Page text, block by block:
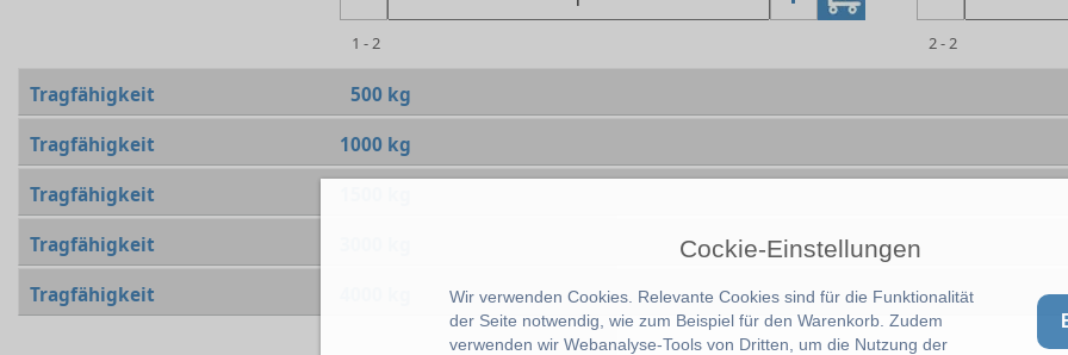
Cockie-Einstellungen
Wir verwenden Cookies. Relevante Cookies sind für die Funktionalität
der Seite notwendig, wie zum Beispiel für den Warenkorb. Zudem
verwenden wir Webanalyse-Tools von Dritten, um die Nutzung der
1 - 2 2 - 2
Tragfähigkeit 500 kg
Tragfähigkeit 1000 kg
Tragfähigkeit
Tragfähigkeit
Tragfähigkeit